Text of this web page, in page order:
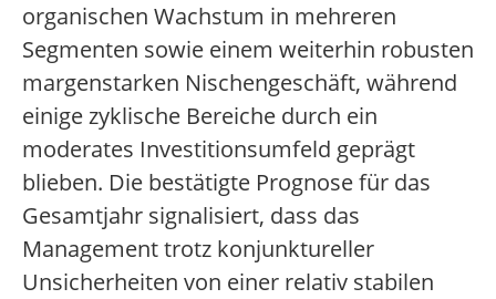
organischen Wachstum in mehreren
Segmenten sowie einem weiterhin robusten
margenstarken Nischengeschäft, während
einige zyklische Bereiche durch ein
moderates Investitionsumfeld geprägt
blieben. Die bestätigte Prognose für das
Gesamtjahr signalisiert, dass das
Management trotz konjunktureller
Unsicherheiten von einer relativ stabilen